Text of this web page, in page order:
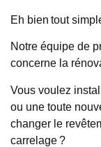
Eh bien tout
Notre équipe de
concerne la
Vous voulez
ou une toute
changer le
carrelage ?